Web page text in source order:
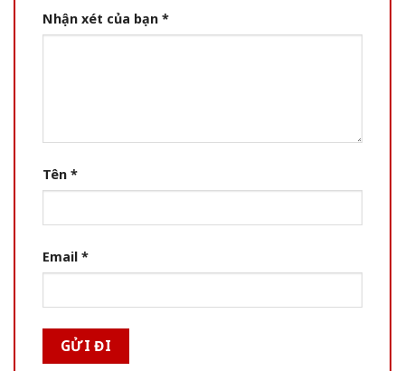
Nhận xét của bạn *
Tên *
Email *